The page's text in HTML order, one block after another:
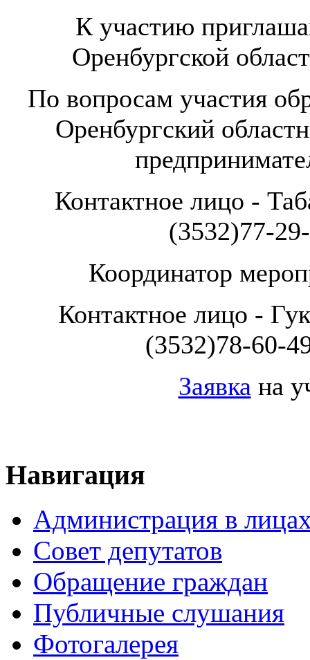
К участию
Оренбургской
По вопросам участия
Оренбургский
Контактное лицо -
(3532)77-
Координатор
Контактное лицо -
(3532)78-60-
Заявка на
Навигация
Администрация в
Совет депутатов
Обращение граждан
Публичные слушания
Фотогалерея